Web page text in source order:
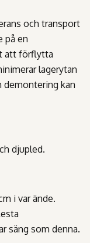
och transport
på en
att förflytta
lagerytan
demontering kan
djupled.
i var ände.
säng som denna.